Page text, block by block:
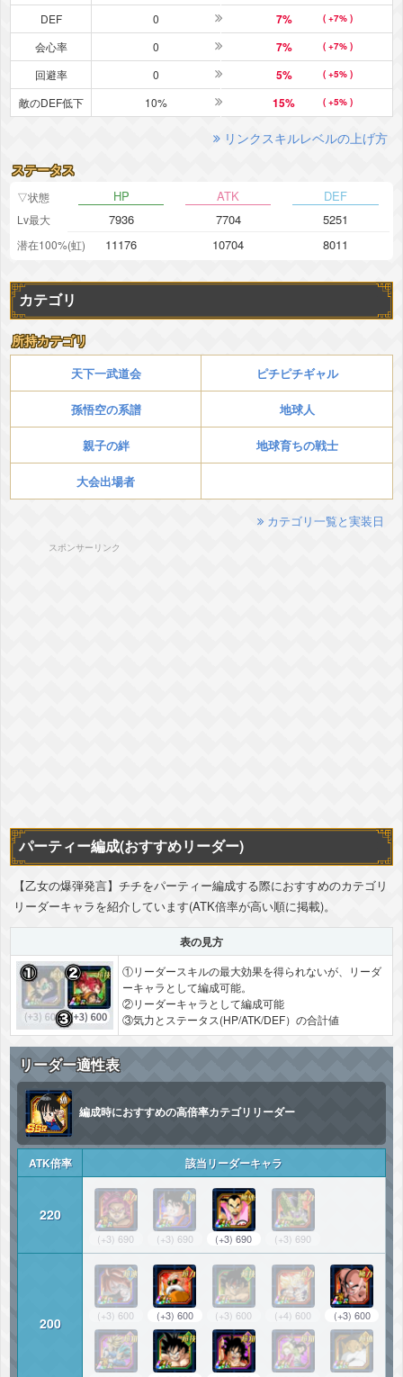
DEF 0 7% ( +7% )
会心率 0 7% ( +7% )
回避率 0 5% ( +5% )
敵のDEF低下 10% 15% ( +5% )
リンクスキルレベルの上げ方
ステータス
▽状態 HP ATK DEF
Lv最大 7936 7704 5251
潜在100%(虹) 11176 10704 8011
カテゴリ
所持カテゴリ
天下一武道会 ピチピチギャル
孫悟空の系譜 地球人
親子の絆 地球育ちの戦士
大会出場者
カテゴリ一覧と実装日
スポンサーリンク
パーティー編成(おすすめリーダー)
【乙女の爆弾発言】チチをパーティー編成する際におすすめのカテゴリ
リーダーキャラを紹介しています(ATK倍率が高い順に掲載)。
表の見方
①リーダースキルの最大効果を得られないが、リーダ
ーキャラとして編成可能。
②リーダーキャラとして編成可能
③気力とステータス(HP/ATK/DEF）の合計値
リーダー適性表
編成時におすすめの高倍率カテゴリリーダー
ATK倍率 該当リーダーキャラ
220
(+3) 690 (+3) 690 (+3) 690 (+3) 690
200 (+3) 600 (+3) 600 (+3) 600 (+4) 600 (+3) 600